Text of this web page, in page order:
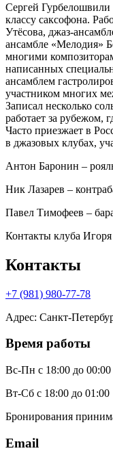
Сергей
классу саксофона.
Утёсова, джаз-
ансамбле «Мелодия»
многими
написанных
ансамблем
участником многих
Записал несколько
работает за рубежом,
Часто приезжает в
в джазовых клубах,
Антон Баронин –
Ник Лазарев –
Павел Тимофеев –
Контакты клуба
Контакты
+7 (981) 980-77-78
Адрес: Санкт-
Время работы
Вс-Пн с 18:00 до 00:00
Вт-Сб с 18:00 до 01:00
Бронирования
Email